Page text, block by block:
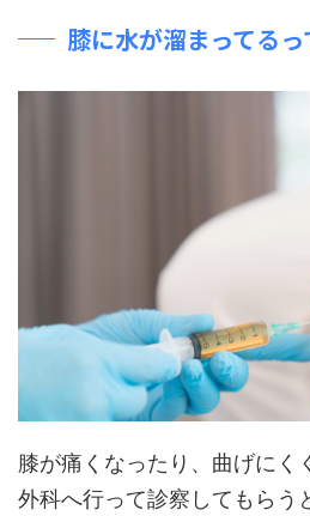
膝に水が溜まってる
膝が痛くなったり、曲げにく
外科へ行って診察してもらう